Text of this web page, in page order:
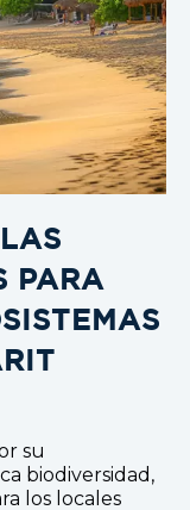
PARA
su
biodiversidad,
los locales